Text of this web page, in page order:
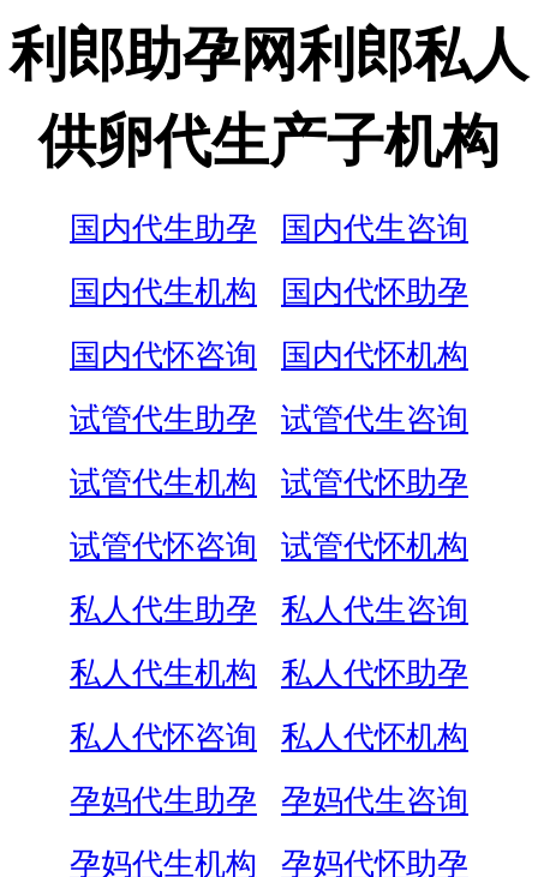
利郎助孕网利郎私人
供卵代生产子机构
国内代生助孕
国内代生咨询
国内代生机构
国内代怀助孕
国内代怀咨询
国内代怀机构
试管代生助孕
试管代生咨询
试管代生机构
试管代怀助孕
试管代怀咨询
试管代怀机构
私人代生助孕
私人代生咨询
私人代生机构
私人代怀助孕
私人代怀咨询
私人代怀机构
孕妈代生助孕
孕妈代生咨询
孕妈代生机构
孕妈代怀助孕